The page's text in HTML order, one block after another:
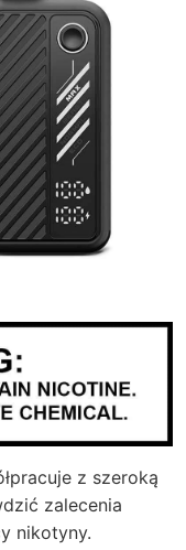
z szeroką
zalecenia
nikotyny.